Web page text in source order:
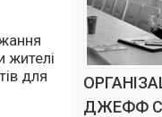
жителі
для
ДЖЕФФ